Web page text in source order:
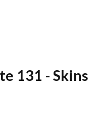
131 - Skins